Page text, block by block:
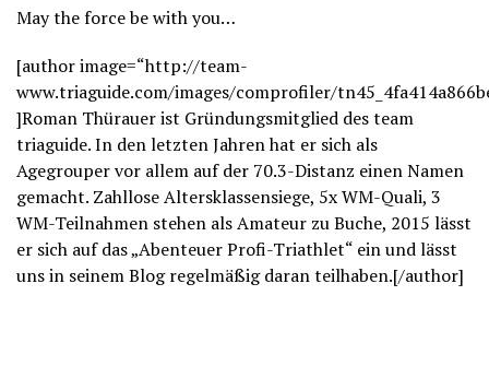
May the force be with you…
[author image=“http://team-
www.triaguide.com/images/comprofiler/
]Roman Thürauer ist Gründungsmitglied des team
triaguide. In den letzten Jahren hat er sich als
Agegrouper vor allem auf der 70.3-Distanz einen Namen
gemacht. Zahllose Altersklassensiege, 5x WM-Quali, 3
WM-Teilnahmen stehen als Amateur zu Buche, 2015 lässt
er sich auf das „Abenteuer Profi-Triathlet“ ein und lässt
uns in seinem Blog regelmäßig daran teilhaben.[/author]